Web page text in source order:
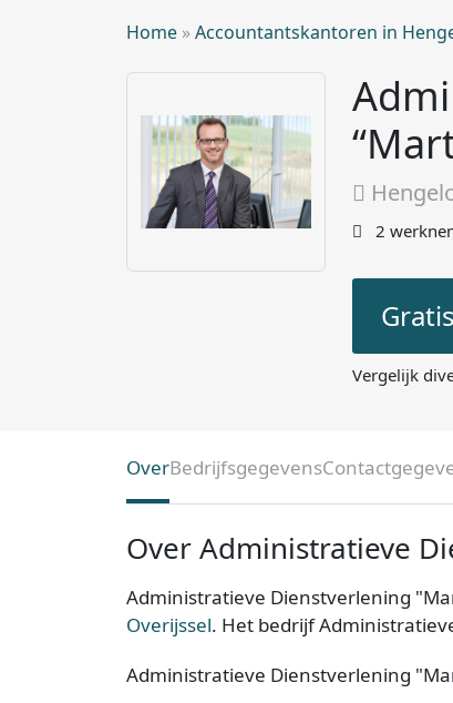
Home »Accountantskantoren in
2
Vergelijk
OverBedrijfsgegevens
Over Administratieve
Administratieve Dienstverlening
Overijssel. Het bedrijf
Administratieve Dienstverlening